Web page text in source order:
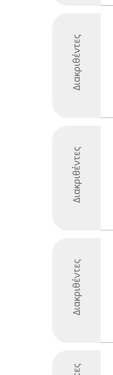
Διακριθέντες
Διακριθέντες
Διακριθέντες